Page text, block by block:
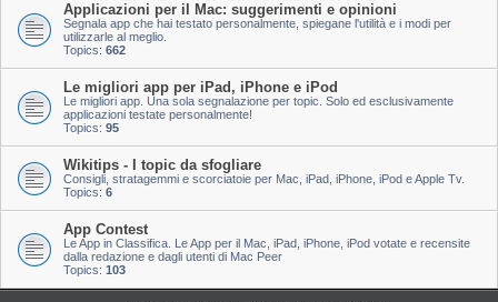
Applicazioni per il Mac: suggerimenti e opinioni
Segnala app che hai testato personalmente, spiegane l'utilità e i modi per
utilizzarle al meglio.
Topics: 662
Le migliori app per iPad, iPhone e iPod
Le migliori app. Una sola segnalazione per topic. Solo ed esclusivamente
applicazioni testate personalmente!
Topics: 95
Wikitips - I topic da sfogliare
Consigli, stratagemmi e scorciatoie per Mac, iPad, iPhone, iPod e Apple Tv.
Topics: 6
App Contest
Le App in Classifica. Le App per il Mac, iPad, iPhone, iPod votate e recensite
dalla redazione e dagli utenti di Mac Peer
Topics: 103